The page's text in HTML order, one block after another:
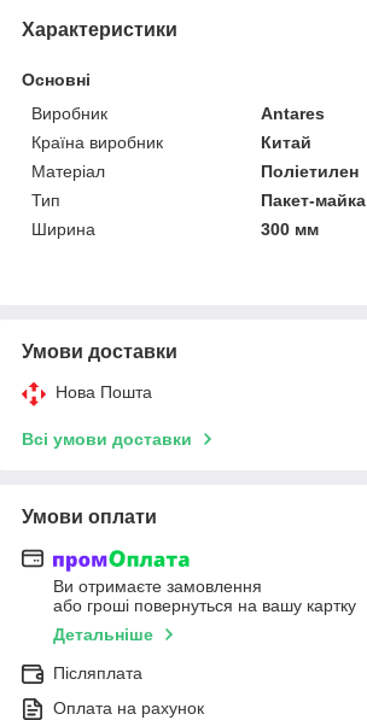
Характеристики
Основні
Виробник
Antares
Країна виробник
Китай
Матеріал
Поліетилен
Тип
Пакет-майка
Ширина
300 мм
Умови доставки
Нова Пошта
Всі умови доставки
Умови оплати
Ви отримаєте замовлення
або гроші повернуться на вашу картку
Детальніше
Післяплата
Оплата на рахунок